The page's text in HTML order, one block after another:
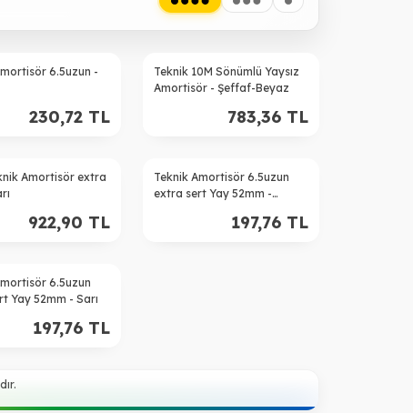
6.5uzun -
230,72 TL
Teknik 10M Sönümlü Yaysız
Amortisör - Şeffaf-Beyaz
783,36TL
Amortisör extra
922,90 TL
Teknik Amortisör 6.5uzun
extra sert Yay 52mm -
197,76TL
6.5uzun
Yay 52mm - Sarı
197,76 TL